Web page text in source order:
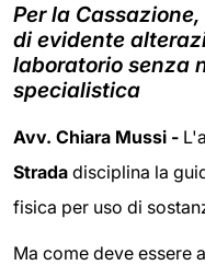
Per la
di evidente
laboratorio senza
specialistica
Avv. Chiara Mussi -
Strada disciplina la
fisica per uso di
Ma come deve essere